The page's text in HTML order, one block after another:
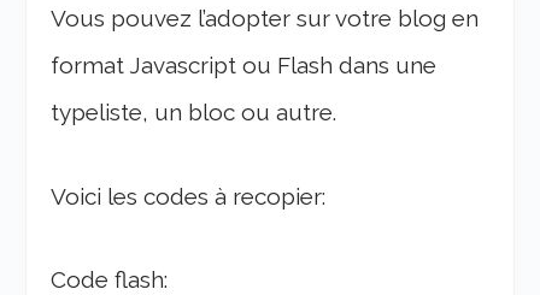
Vous pouvez l’adopter sur votre blog en
format Javascript ou Flash dans une
typeliste, un bloc ou autre.
Voici les codes à recopier:
Code flash: